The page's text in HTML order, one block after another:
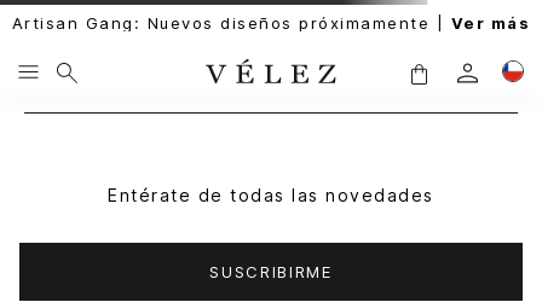
Artisan Gang: Nuevos diseños próximamente | Ver más
Entérate de todas las novedades
SUSCRIBIRME